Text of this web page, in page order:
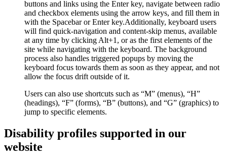
buttons and links using the Enter key, navigate between radio
and checkbox elements using the arrow keys, and fill them in
with the Spacebar or Enter key.Additionally, keyboard users
will find quick-navigation and content-skip menus, available
at any time by clicking Alt+1, or as the first elements of the
site while navigating with the keyboard. The background
process also handles triggered popups by moving the
keyboard focus towards them as soon as they appear, and not
allow the focus drift outside of it.
Users can also use shortcuts such as “M” (menus), “H”
(headings), “F” (forms), “B” (buttons), and “G” (graphics) to
jump to specific elements.
Disability profiles supported in our
website